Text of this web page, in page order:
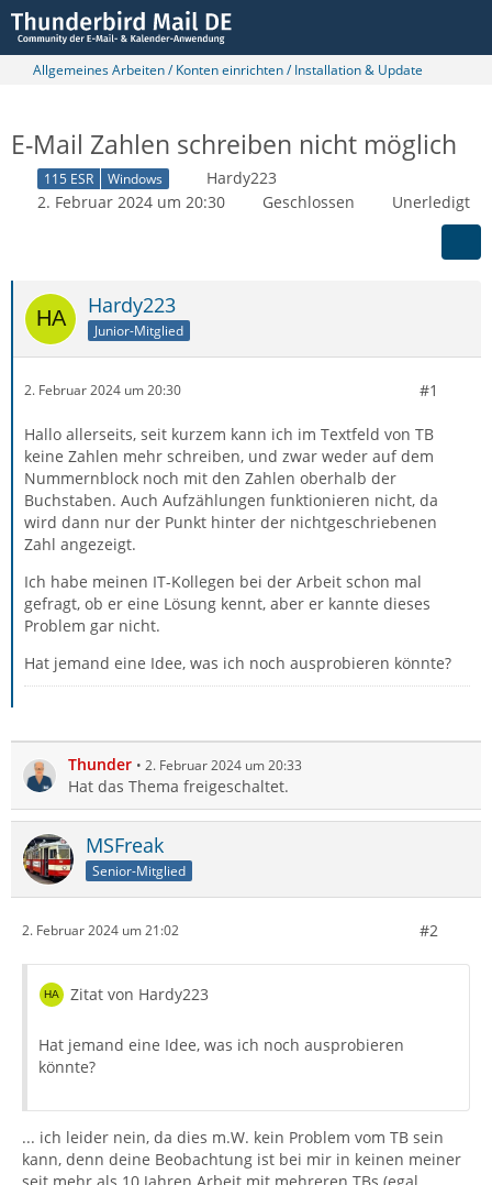
Allgemeines Arbeiten / Konten einrichten / Installation & Update
E-Mail Zahlen schreiben nicht möglich
115 ESR Windows
Hardy223
2. Februar 2024 um 20:30
Geschlossen Unerledigt
Hardy223
Junior-Mitglied
2. Februar 2024 um 20:30 #1
Hallo allerseits, seit kurzem kann ich im Textfeld von TB
keine Zahlen mehr schreiben, und zwar weder auf dem
Nummernblock noch mit den Zahlen oberhalb der
Buchstaben. Auch Aufzählungen funktionieren nicht, da
wird dann nur der Punkt hinter der nichtgeschriebenen
Zahl angezeigt.
Ich habe meinen IT-Kollegen bei der Arbeit schon mal
gefragt, ob er eine Lösung kennt, aber er kannte dieses
Problem gar nicht.
Hat jemand eine Idee, was ich noch ausprobieren könnte?
Thunder 2. Februar 2024 um 20:33
Hat das Thema freigeschaltet.
MSFreak
Senior-Mitglied
2. Februar 2024 um 21:02 #2
Zitat von Hardy223
Hat jemand eine Idee, was ich noch ausprobieren
könnte?
... ich leider nein, da dies m.W. kein Problem vom TB sein
kann, denn deine Beobachtung ist bei mir in keinen meiner